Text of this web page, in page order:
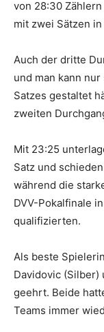
von 28:30
mit zwei Sätzen
Auch der dritte
und man kann
Satzes gestaltet
zweiten
Mit 23:25
Satz und
während die
DVV-Pokalfinale
qualifizierten.
Als beste
Davidovic (Silber)
geehrt. Beide
Teams immer